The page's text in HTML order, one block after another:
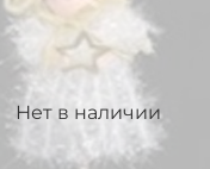
Нет в наличии